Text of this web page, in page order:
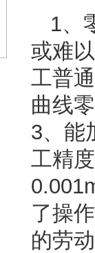
1、
或难
工普
曲线
3、能
工精
了操
的劳